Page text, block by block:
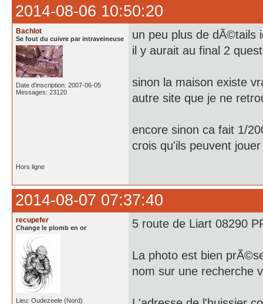
2014-08-06 10:50:20
Bachlot
Se fout du cuivre par intraveineuse
Date d'inscription: 2007-06-05
Messages: 23120
un peu plus de dÃ©tails
il y aurait au final 2
sinon la maison existe
autre site que je ne
encore sinon ca fait 1/
crois qu'ils peuvent
Hors ligne
2014-08-07 07:37:40
recupefer
Change le plomb en or
Lieu: Oudezeele (Nord)
5 route de Liart 08290
La photo est bien
nom sur une recherche